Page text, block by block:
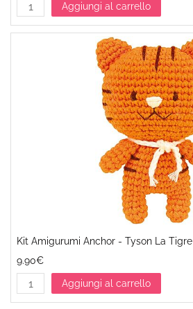
Aggiungi al carrello
Kit Amigurumi Anchor - Tyson La Tigre
9.90€
Aggiungi al carrello